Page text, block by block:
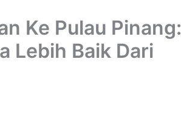
Ke Pulau Pinang:
Lebih Baik Dari